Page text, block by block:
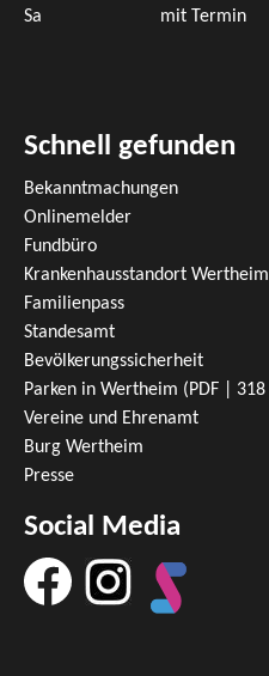
Sa
mit Termin
Schnell gefunden
Bekanntmachungen
Onlinemelder
Fundbüro
Krankenhausstandort Wertheim
Familienpass
Standesamt
Bevölkerungssicherheit
Parken in Wertheim (PDF | 318
Vereine und Ehrenamt
Burg Wertheim
Presse
Social Media